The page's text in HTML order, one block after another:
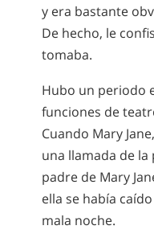
y era bastante
De hecho, le
tomaba.
Hubo un periodo
funciones de
Cuando Mary
una llamada de
padre de Mary
ella se había
mala noche.